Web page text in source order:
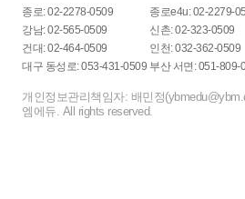
종로: 02-2278-0509
종로e4u: 02-2279-
강남: 02-565-0509
신촌: 02-323-0509
건대: 02-464-0509
인천: 032-362-0509
대구 동성로: 053-431-0509 부산 서면: 051-809-
개인정보관리책임자: 배민정
엠에듀. All rights reserved.